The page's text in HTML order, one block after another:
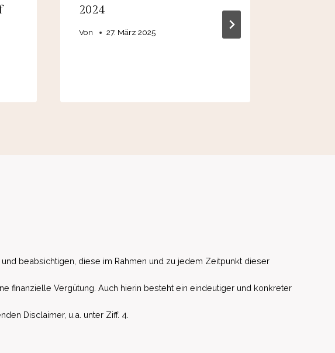
2024
Von 27. März 2025
beabsichtigen, diese im Rahmen und zu jedem Zeitpunkt dieser
finanzielle Vergütung. Auch hierin besteht ein eindeutiger und konkreter
Disclaimer, u.a. unter Ziff. 4.